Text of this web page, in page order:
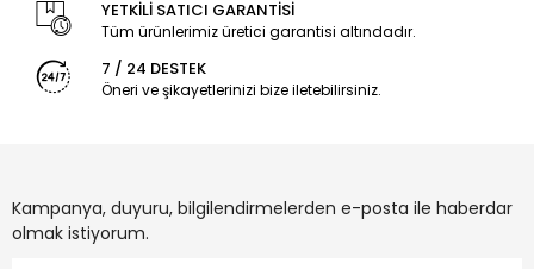
YETKİLİ SATICI GARANTİSİ
Tüm ürünlerimiz üretici garantisi altındadır.
7 / 24 DESTEK
Öneri ve şikayetlerinizi bize iletebilirsiniz.
Kampanya, duyuru, bilgilendirmelerden e-posta ile haberdar
olmak istiyorum.